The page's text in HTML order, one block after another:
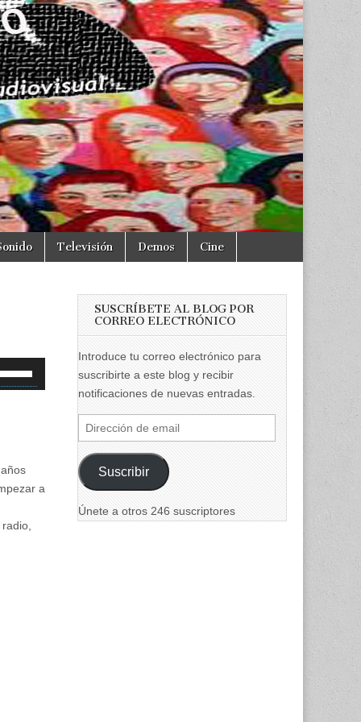
Televisión Demos Cine
a
SUSCRÍBETE AL BLOG POR
CORREO ELECTRÓNICO
Introduce tu correo electrónico para
suscribirte a este blog y recibir
notificaciones de nuevas entradas.
Dirección
de
email
Suscribir
Únete a otros 246 suscriptores